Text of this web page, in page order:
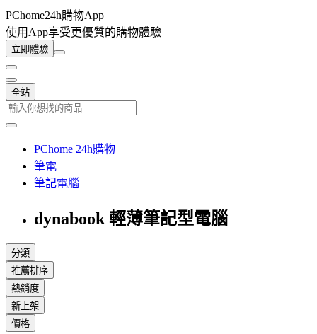
PChome24h購物App
使用App享受更優質的購物體驗
立即體驗
全站
PChome 24h購物
筆電
筆記電腦
dynabook 輕薄筆記型電腦
分類
推薦排序
熱銷度
新上架
價格